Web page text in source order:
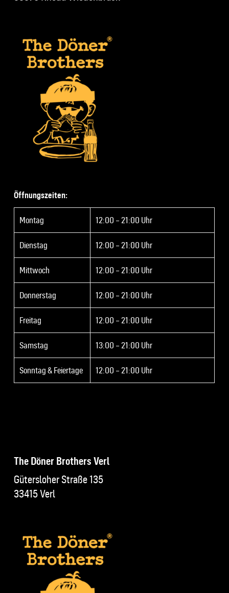
Öffnungszeiten:
Montag 12:00 – 21:00 Uhr
Dienstag 12:00 – 21:00 Uhr
Mittwoch 12:00 – 21:00 Uhr
Donnerstag 12:00 – 21:00 Uhr
Freitag 12:00 – 21:00 Uhr
Samstag 13:00 – 21:00 Uhr
Sonntag & Feiertage 12:00 – 21:00 Uhr
The Döner Brothers Verl
Gütersloher Straße 135
33415 Verl